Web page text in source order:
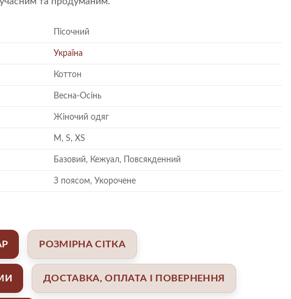
Пісочний
Україна
Коттон
Весна-Осінь
Жіночий одяг
M, S, XS
Базовий, Кежуал, Повсякденний
З поясом, Укорочене
РОЗМІРНА СІТКА
ДОСТАВКА, ОПЛАТА І ПОВЕРНЕННЯ